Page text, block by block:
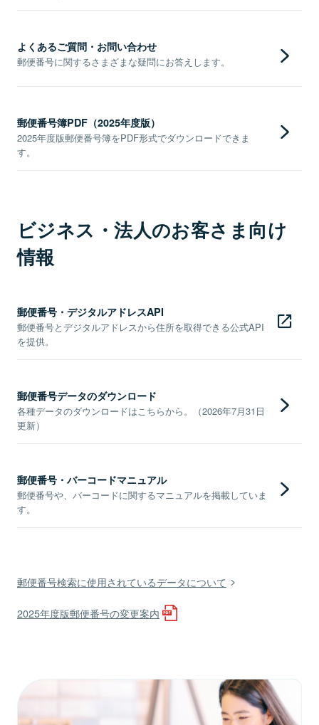
よくあるご質問・お問い合わせ
郵便番号に関するさまざまな疑問にお答えします。
郵便番号簿PDF（2025年度版）
2025年度版郵便番号簿をPDF形式でダウンロードできま
す。
ビジネス・法人のお客さま向け
情報
郵便番号・デジタルアドレスAPI
郵便番号とデジタルアドレスから住所を取得できる公式API
を提供。
郵便番号データのダウンロード
各種データのダウンロードはこちらから。（2026年7月31日
更新）
郵便番号・バーコードマニュアル
郵便番号や、バーコードに関するマニュアルを掲載していま
す。
郵便番号検索に使用されているデータについて
2025年度版郵便番号の変更案内